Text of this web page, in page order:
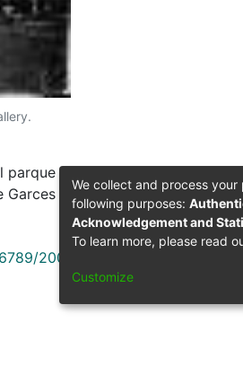
parque La Libertad &
Garces Borrero.
2000
We collect and process
following purposes:
Acknowledgement and
To learn more, please read
Customize